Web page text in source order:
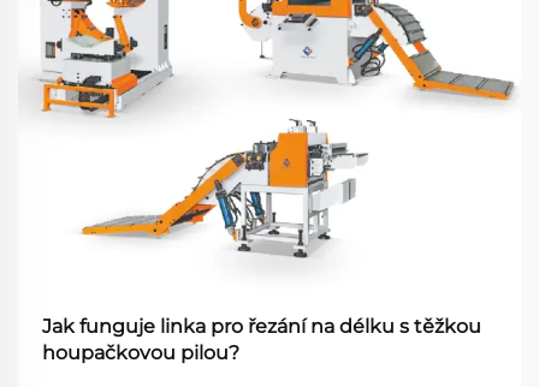
Jak funguje linka pro řezání na délku s těžkou
houpačkovou pilou?